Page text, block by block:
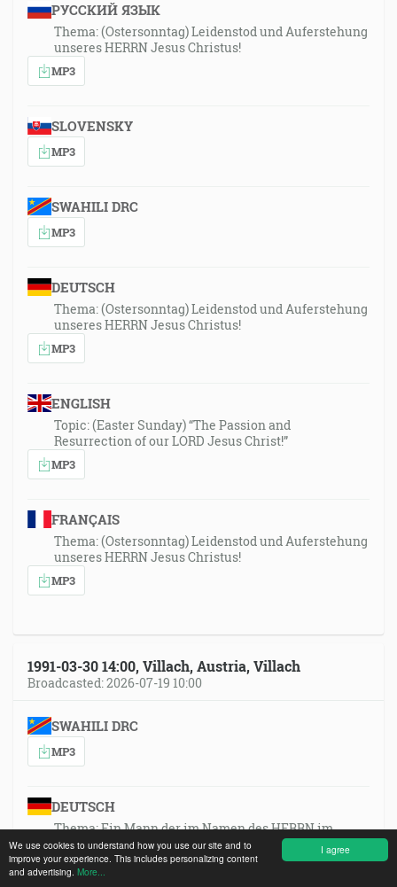
I agree
We use cookies to understand how you use our site and to
improve your experience. This includes personalizing content
and advertising. More...
РУССКИЙ ЯЗЫК
Thema: (Ostersonntag) Leidenstod und Auferstehung
unseres HERRN Jesus Christus!
MP3
SLOVENSKY
MP3
SWAHILI DRC
MP3
DEUTSCH
Thema: (Ostersonntag) Leidenstod und Auferstehung
unseres HERRN Jesus Christus!
MP3
ENGLISH
Topic: (Easter Sunday) “The Passion and
Resurrection of our LORD Jesus Christ!”
MP3
FRANÇAIS
Thema: (Ostersonntag) Leidenstod und Auferstehung
unseres HERRN Jesus Christus!
MP3
1991-03-30 14:00, Villach, Austria, Villach
Broadcasted: 2026-07-19 10:00
SWAHILI DRC
MP3
DEUTSCH
Thema: Ein Mann der im Namen des HERRN im
göttlichen Auftrag spricht, muss eine göttliche
Sendung haben!